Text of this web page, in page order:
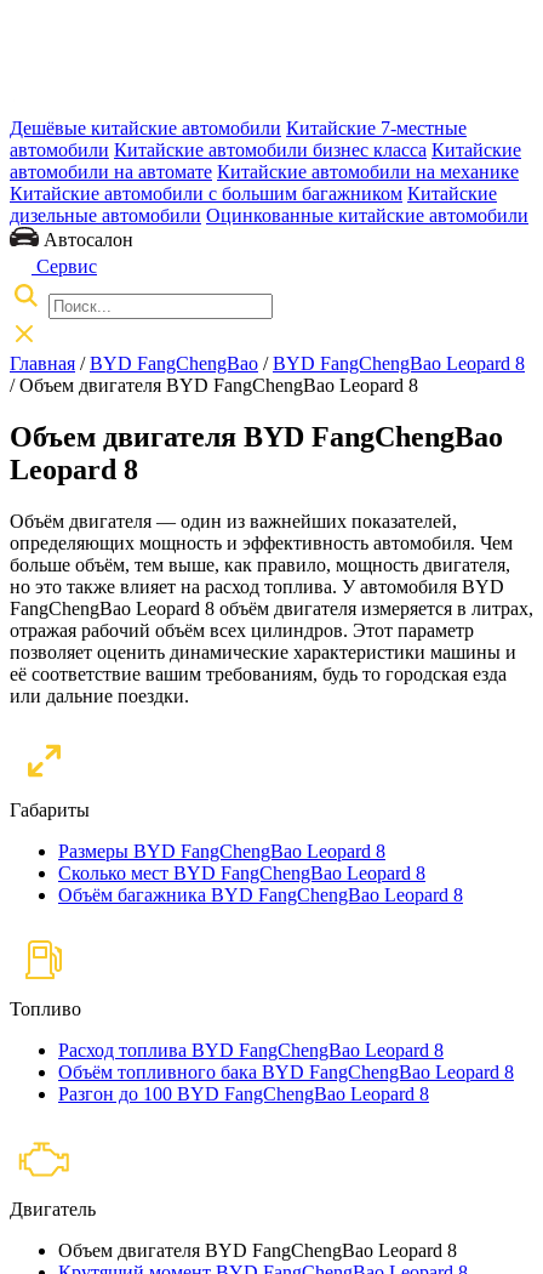
Дешёвые китайские автомобили Китайские 7-местные
автомобили Китайские автомобили бизнес класса Китайские
автомобили на автомате Китайские автомобили на механике
Китайские автомобили с большим багажником Китайские
дизельные автомобили Оцинкованные китайские автомобили
Автосалон
Сервис
Главная /BYD FangChengBao /BYD FangChengBao Leopard 8
/ Объем двигателя BYD FangChengBao Leopard 8
Объем двигателя BYD FangChengBao
Leopard 8
Объём двигателя — один из важнейших показателей,
определяющих мощность и эффективность автомобиля. Чем
больше объём, тем выше, как правило, мощность двигателя,
но это также влияет на расход топлива. У автомобиля BYD
FangChengBao Leopard 8 объём двигателя измеряется в литрах,
отражая рабочий объём всех цилиндров. Этот параметр
позволяет оценить динамические характеристики машины и
её соответствие вашим требованиям, будь то городская езда
или дальние поездки.
Габариты
Размеры BYD FangChengBao Leopard 8
Сколько мест BYD FangChengBao Leopard 8
Объём багажника BYD FangChengBao Leopard 8
Топливо
Расход топлива BYD FangChengBao Leopard 8
Объём топливного бака BYD FangChengBao Leopard 8
Разгон до 100 BYD FangChengBao Leopard 8
Двигатель
Объем двигателя BYD FangChengBao Leopard 8